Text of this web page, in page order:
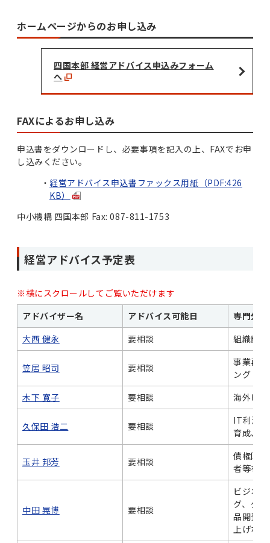
ホームページからのお申し込み
四国本部 経営アドバイス申込みフォーム
へ
FAXによるお申し込み
申込書をダウンロードし、必要事項を記入の上、FAXでお申
し込みください。
経営アドバイス申込書ファックス用紙（PDF:426
KB）
中小機構 四国本部 Fax: 087-811-1753
経営アドバイス予定表
※横にスクロールしてご覧いただけます
アドバイザー名
アドバイス可能日
専門分野
大西 健永
要相談 組織開
笠居 昭司 要相談
事業再
ング
木下 寛子
要相談 海外ビ
久保田 浩二 要相談
IT利活
育成、
玉井 邦芳 要相談
債権回
者等を
中田 晃博 要相談
ビジネ
グ、ク
品開発
上げなど